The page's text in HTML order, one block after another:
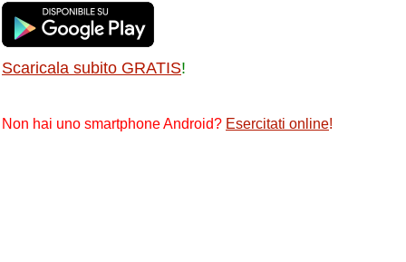
Scaricala subito GRATIS!
Non hai uno smartphone Android? Esercitati online!